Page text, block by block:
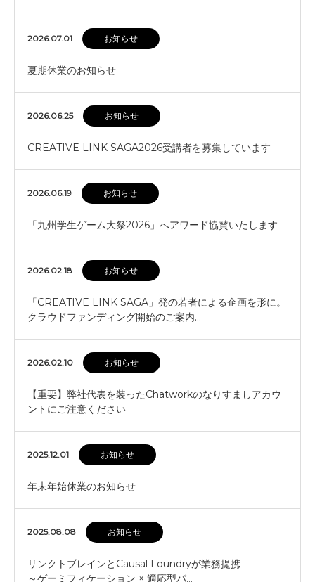
2026.07.01 お知らせ
夏期休業のお知らせ
2026.06.25 お知らせ
CREATIVE LINK SAGA2026受講者を募集しています
2026.06.19 お知らせ
「九州学生ゲーム大祭2026」へアワード協賛いたします
2026.02.18 お知らせ
「CREATIVE LINK SAGA」発の若者による企画を形に。
クラウドファンディング開始のご案内…
2026.02.10 お知らせ
【重要】弊社代表を装ったChatworkのなりすましアカウ
ントにご注意ください
2025.12.01 お知らせ
年末年始休業のお知らせ
2025.08.08 お知らせ
リンクトブレインとCausal Foundryが業務提携
～ゲーミフィケーション × 適応型パ…